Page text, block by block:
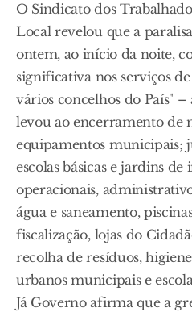
O Sindicato dos
Local revelou que a
ontem, ao início da noite,
significativa nos serviços
vários concelhos do País"
levou ao encerramento de
equipamentos municipais;
escolas básicas e jardins de
operacionais,
água e saneamento,
fiscalização, lojas do
recolha de resíduos,
urbanos municipais e
Já Governo afirma que a